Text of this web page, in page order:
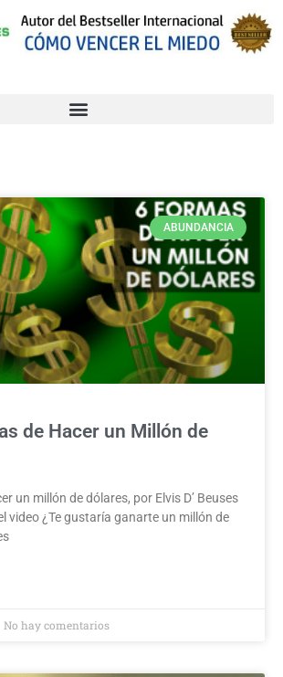
ABUNDANCIA
de Hacer un Millón de
un millón de dólares, por Elvis D’ Beuses
video ¿Te gustaría ganarte un millón de
No hay comentarios